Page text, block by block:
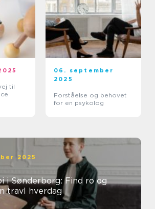
til
06. september
2025
Forståelse og behovet
for en psykolog
2025
i Sønderborg: Find ro og
travl hverdag